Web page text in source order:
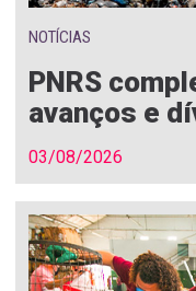
NOTÍCIAS
PNRS
avanços e
03/08/2026